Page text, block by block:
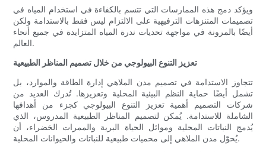
ويؤكد دمج هذه الممارسات التي تتسم بالكفاءة في استخدام المياه في
تصميمات المتنزهات الترفيهية على الالتزام ليس فقط بالاستدامة ولكن
أيضًا بالمرونة في مواجهة تحديات ندرة المياه المتزايدة في جميع أنحاء
العالم.
تعزيز التنوع البيولوجي من خلال تصميم المناظر الطبيعية
تتجاوز الاستدامة في تصميم مدن الملاهي إدارة الطاقة والموارد، بل
تشمل أيضًا حماية النظم البيئية المحلية وتعزيزها. تُدرك العديد من
شركات التصميم أهمية تعزيز التنوع البيولوجي كجزء من أهدافها
الشاملة للاستدامة. يُمكن لتصميم المناظر الطبيعية المدروس، الذي
يُدمج النباتات المحلية وموائل الحياة البرية والممرات الخضراء، أن
يُحوّل مدن الملاهي إلى محميات طبيعية للنباتات والحيوانات المحلية.